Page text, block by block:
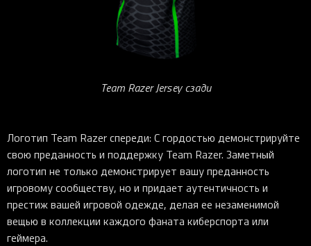
Team Razer Jersey сзади
Логотип Team Razer спереди: С гордостью демонстрируйте
свою преданность и поддержку Team Razer. Заметный
логотип не только демонстрирует вашу преданность
игровому сообществу, но и придает аутентичность и
престиж вашей игровой одежде, делая ее незаменимой
вещью в коллекции каждого фаната киберспорта или
геймера.